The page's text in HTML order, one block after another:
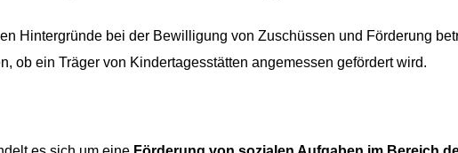
Hintergründe bei der Bewilligung von Zuschüssen und Förderung
ob ein Träger von Kindertagesstätten angemessen gefördert wird.